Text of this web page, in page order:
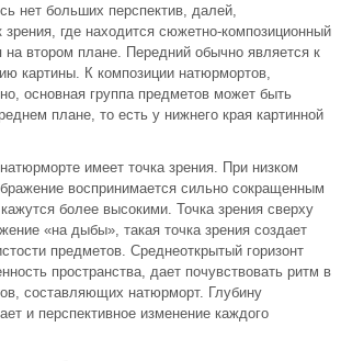
нет больших перспектив, далей,
зрения, где находится сюжетно-композиционный
на втором плане. Передний обычно является к
картины. К композиции натюрмортов,
основная группа предметов может быть
плане, то есть у нижнего края картинной
имеет точка зрения. При низком
воспринимается сильно сокращенным
более высокими. Точка зрения сверху
«на дыбы», такая точка зрения создает
предметов. Среднеоткрытый горизонт
пространства, дает почувствовать ритм в
составляющих натюрморт. Глубину
и перспективное изменение каждого